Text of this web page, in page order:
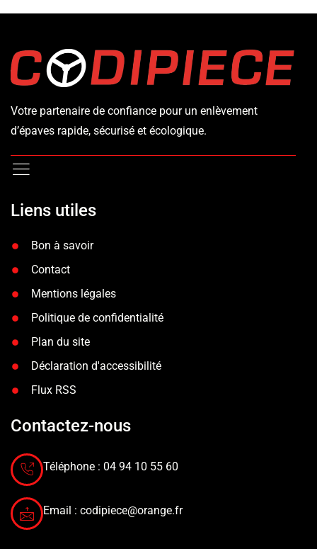
Votre partenaire de confiance pour un enlèvement
d’épaves rapide, sécurisé et écologique.
Liens utiles
Bon à savoir
Contact
Mentions légales
Politique de confidentialité
Plan du site
Déclaration d'accessibilité
Flux RSS
Contactez-nous
Téléphone : 04 94 10 55 60
Email : codipiece@orange.fr